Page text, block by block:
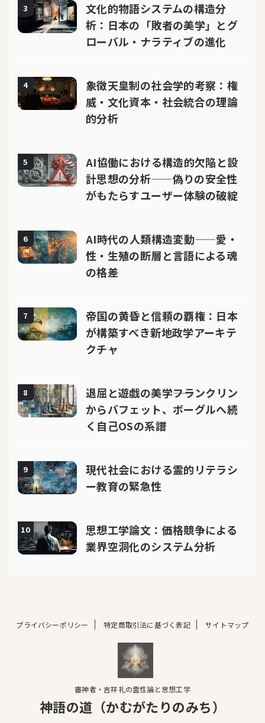
3
文化的物語システムの構造分
析：日本の「敗者の美学」とグ
ローバル・ナラティブの進化
4
象徴天皇制の社会学的考察：権
威・文化資本・社会統合の理論
的分析
5
AI協働における構造的欠陥と設
計思想の分析——偽りの安全性
がもたらすユーザー体験の破綻
6
AI時代の人類構造変動——愛・
性・生殖の断層と言語による魂
の格差
7
帝国の黄昏と信頼の覇権：日本
が構築すべき新地政学アーキテ
クチャ
8
退屈と遊戯の美学――フランクリン
からバフェット、ボーグルへ続
く自己OSの系譜
9
現代社会における霊的リテラシ
ー教育の緊急性
10
思想工学論文：価格競争による
業界空洞化のシステム分析
プライバシーポリシー 特定商取引法に基づく表記 サイトマップ
審神者・吉祥礼の霊性論と思想工学
神語の道（かむがたりのみち）